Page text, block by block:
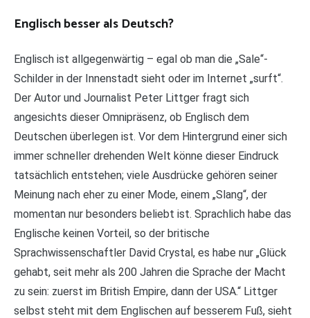
Englisch besser als Deutsch?
Englisch ist allgegenwärtig – egal ob man die „Sale“-
Schilder in der Innenstadt sieht oder im Internet „surft“.
Der Autor und Journalist Peter Littger fragt sich
angesichts dieser Omnipräsenz, ob Englisch dem
Deutschen überlegen ist. Vor dem Hintergrund einer sich
immer schneller drehenden Welt könne dieser Eindruck
tatsächlich entstehen; viele Ausdrücke gehören seiner
Meinung nach eher zu einer Mode, einem „Slang“, der
momentan nur besonders beliebt ist. Sprachlich habe das
Englische keinen Vorteil, so der britische
Sprachwissenschaftler David Crystal, es habe nur „Glück
gehabt, seit mehr als 200 Jahren die Sprache der Macht
zu sein: zuerst im British Empire, dann der USA.“ Littger
selbst steht mit dem Englischen auf besserem Fuß, sieht